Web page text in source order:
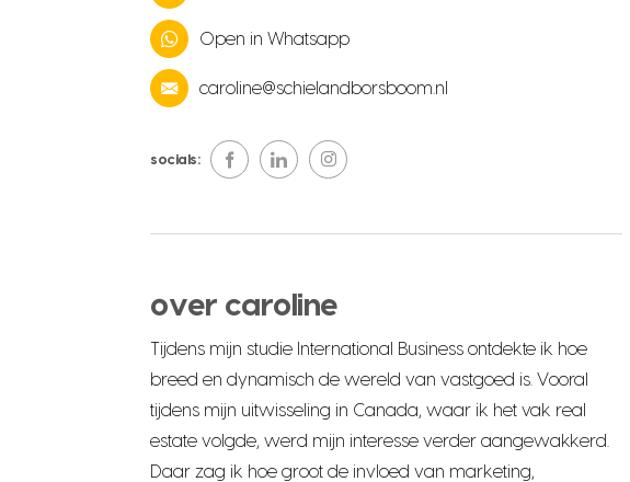
Open in Whatsapp
caroline@schielandborsboom.nl
socials:
over caroline
Tijdens mijn studie International Business ontdekte ik hoe
breed en dynamisch de wereld van vastgoed is. Vooral
tijdens mijn uitwisseling in Canada, waar ik het vak real
estate volgde, werd mijn interesse verder aangewakkerd.
Daar zag ik hoe groot de invloed van marketing,